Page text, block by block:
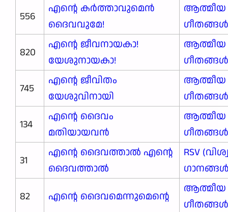
556
എന്റെ കർത്താവുമെൻ
ദൈവവുമേ!
ആത്മീയ
ഗീതങ്ങൾ
820
എന്റെ ജീവനായകാ!
യേശുനായകാ!
ആത്മീയ
ഗീതങ്ങൾ
745
എന്റെ ജീവിതം
യേശുവിനായി
ആത്മീയ
ഗീതങ്ങൾ
134
എന്റെ ദൈവം
മതിയായവൻ
ആത്മീയ
ഗീതങ്ങൾ
31
എന്റെ ദൈവത്താല്‍ എന്റെ
ദൈവത്താല്‍
RSV
82
എന്റെ ദൈവമെന്നുമെന്റെ
ആത്മീയ
ഗീതങ്ങൾ